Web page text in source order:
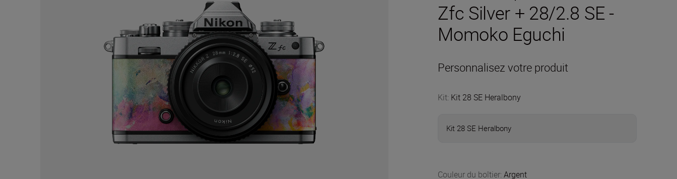
Zfc Silver + 28/2.8 SE -
Momoko Eguchi
Personnalisez votre produit
Kit: Kit 28 SE Heralbony
Kit 28 SE Heralbony
Couleur du boîtier:Argent